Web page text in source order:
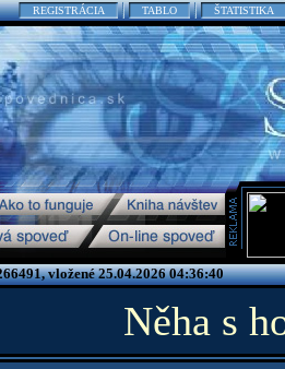
REGISTRÁCIA TABLO ŠTATISTIKA
vložené 25.04.2026 04:36:40
Něha s